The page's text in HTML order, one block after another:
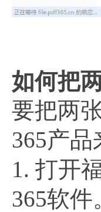
如何把
要把两
365产
1. 打开
365软件